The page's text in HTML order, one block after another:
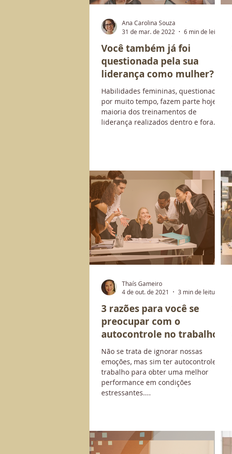
Você também já foi
questionada pela sua
liderança como mulher?
Habilidades femininas, questionadas
por muito tempo, fazem parte hoje da
maioria dos treinamentos de
liderança realizados dentro e fora...
Ana Carolina Souza
31 de mar. de 2022
6 min de leitura
3 razões para você se
preocupar com o
autocontrole no trabalho
Não se trata de ignorar nossas
emoções, mas sim ter autocontrole no
trabalho para obter uma melhor
performance em condições
estressantes....
Thaís Gameiro
4 de out. de 2021
3 min de leitura